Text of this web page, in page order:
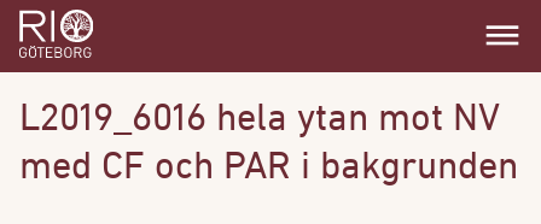
dehaze
L2019_6016 hela ytan mot NV
med CF och PAR i bakgrunden